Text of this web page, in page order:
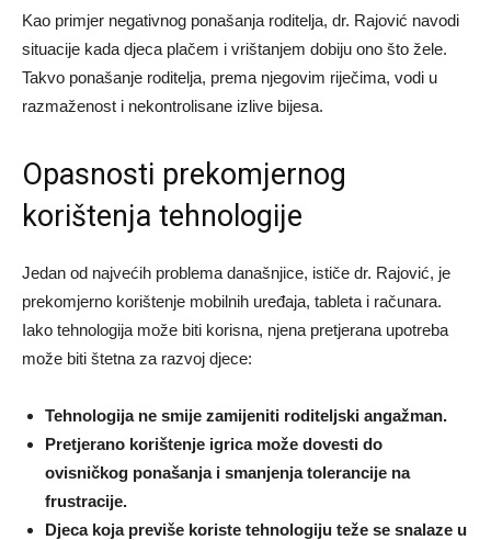
Kao primjer negativnog ponašanja roditelja, dr. Rajović navodi
situacije kada djeca plačem i vrištanjem dobiju ono što žele.
Takvo ponašanje roditelja, prema njegovim riječima, vodi u
razmaženost i nekontrolisane izlive bijesa.
Opasnosti prekomjernog
korištenja tehnologije
Jedan od najvećih problema današnjice, ističe dr. Rajović, je
prekomjerno korištenje mobilnih uređaja, tableta i računara.
Iako tehnologija može biti korisna, njena pretjerana upotreba
može biti štetna za razvoj djece:
Tehnologija ne smije zamijeniti roditeljski angažman.
Pretjerano korištenje igrica može dovesti do
ovisničkog ponašanja i smanjenja tolerancije na
frustracije.
Djeca koja previše koriste tehnologiju teže se snalaze u